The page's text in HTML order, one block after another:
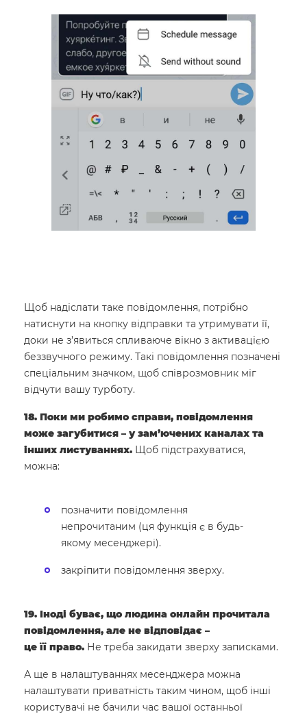
Щоб надіслати таке повідомлення, потрібно
натиснути на кнопку відправки та утримувати її,
доки не з’явиться спливаюче вікно з активацією
беззвучного режиму. Такі повідомлення позначені
спеціальним значком, щоб співрозмовник міг
відчути вашу турботу.
18. Поки ми робимо справи, повідомлення
може загубитися – у зам’ючених каналах та
інших листуваннях. Щоб підстрахуватися,
можна:
позначити повідомлення
непрочитаним (ця функція є в будь-
якому месенджері).
закріпити повідомлення зверху.
19. Іноді буває, що людина онлайн прочитала
повідомлення, але не відповідає –
це її право. Не треба закидати зверху записками.
А ще в налаштуваннях месенджера можна
налаштувати приватність таким чином, щоб інші
користувачі не бачили час вашої останньої